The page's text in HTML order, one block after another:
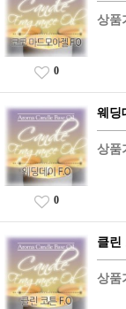
상품
0
웨딩
상품
0
클린
상품